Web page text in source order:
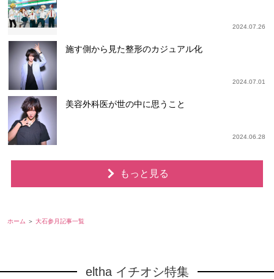
2024.07.26
施す側から見た整形のカジュアル化
2024.07.01
美容外科医が世の中に思うこと
2024.06.28
もっと見る
ホーム 大石参月記事一覧
eltha イチオシ特集